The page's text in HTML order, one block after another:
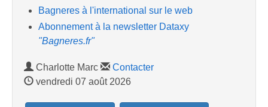
Bagneres à l'international sur le web
Abonnement à la newsletter Dataxy
"Bagneres.fr"
Charlotte Marc
Contacter
vendredi 07 août 2026